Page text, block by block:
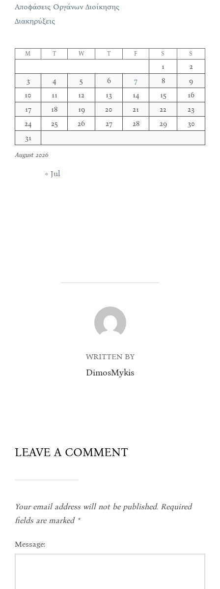
Αποφάσεις Οργάνων Διοίκησης
Διακηρύξεις
August 2026
M T W T F S S
1
2
3
4 5 6 7 8
9
10
11 12 13 14 15
16
17
18 19 20 21 22
23
24
25 26 27 28 29
30
31
« Jul
POST AUTHOR
WRITTEN BY
DimosMykis
LEAVE A COMMENT
Your email address will not be published. Required
fields are marked *
Message: